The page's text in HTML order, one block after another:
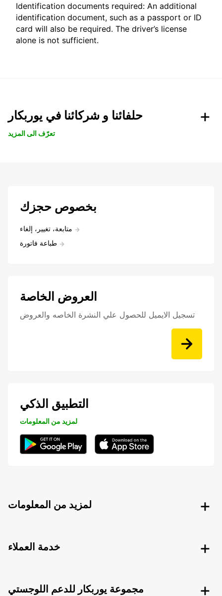
Identification documents required: An additional
identification document, such as a passport or ID
card will also be required. The driver’s license
alone is not sufficient.
حلفائنا و شركائنا في يوربكار
تعرّف الى المزيد
بخصوص حجزك
متابعة، تغيير، إلغاء
طباعة فاتورة
العروض الخاصة
تسجيل الايميل للحصول علي النشرة الخاصه والعروض
التطبيق الذكي
لمزيد من المعلومات
لمزيد من المعلومات
خدمة العملاء
مجموعة يوربكار للدعم اللوجستي